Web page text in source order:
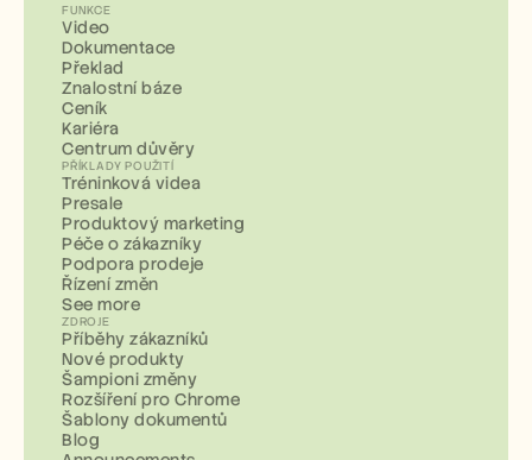
FUNKCE
Video
Dokumentace
Překlad
Znalostní báze
Ceník
Kariéra
Centrum důvěry
PŘÍKLADY POUŽITÍ
Tréninková videa
Presale
Produktový marketing
Péče o zákazníky
Podpora prodeje
Řízení změn
See more
ZDROJE
Příběhy zákazníků
Nové produkty
Šampioni změny
Rozšíření pro Chrome
Šablony dokumentů
Blog